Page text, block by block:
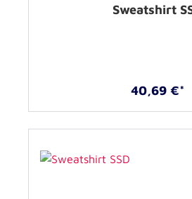
Sweatshirt
40,69 €*